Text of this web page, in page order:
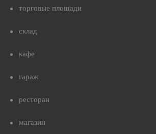
торговые площади
склад
кафе
гараж
ресторан
магазин